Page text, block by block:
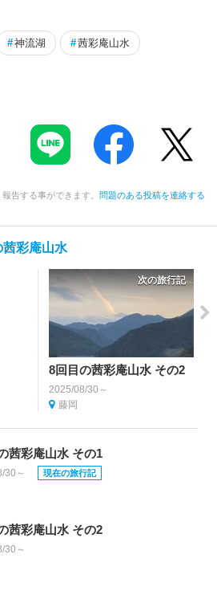
#神流湖 #茜彩庵山水
告する事ができます。 問題のある投稿を連絡する
茜彩庵山水
次の旅行記
8回目の茜彩庵山水 その2
2025/08/30～
藤岡
茜彩庵山水 その1
30～ 現在の旅行記
茜彩庵山水 その2
30～